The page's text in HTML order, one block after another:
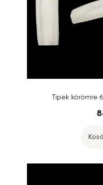
Tipek körömre